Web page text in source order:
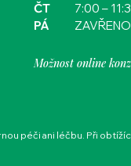
7:00 –
ZAVŘENO
ČT​​​​
PÁ
Možnost online
péči ani léčbu. Při